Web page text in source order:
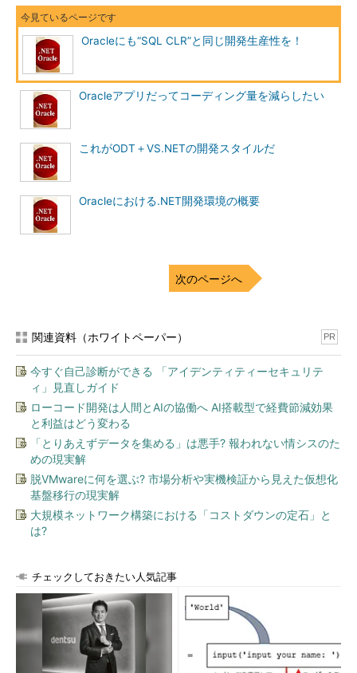
Oracleにも“SQL CLR”と同じ開発生産性を！
Oracleアプリだってコーディング量を減らしたい
これがODT＋VS.NETの開発スタイルだ
Oracleにおける.NET開発環境の概要
次のページへ
関連資料（ホワイトペーパー） PR
今すぐ自己診断ができる 「アイデンティティーセキュリテ
ィ」見直しガイド
ローコード開発は人間とAIの協働へ AI搭載型で経費節減効果
と利益はどう変わる
「とりあえずデータを集める」は悪手? 報われない情シスのた
めの現実解
脱VMwareに何を選ぶ? 市場分析や実機検証から見えた仮想化
基盤移行の現実解
大規模ネットワーク構築における「コストダウンの定石」と
は?
チェックしておきたい人気記事